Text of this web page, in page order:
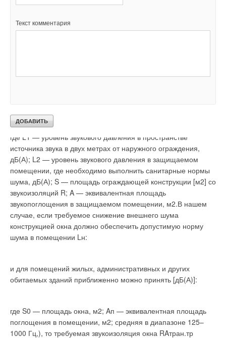
Текст комментария
транспортного шума у фасада, обращенного в сторону
помещении LAэкв.доп в соответствии с нормами,
где L1 — уровень звукового давления в пространстве
источника звука в двух метрах от наружного ограждения,
дБ(А); L2 — уровень звукового давления в защищаемом
помещении, где необходимо выполнить санитарные нормы
шума, дБ(А); S — площадь ограждающей конструкции [м2] со
звукоизоляций R; A — эквивалентная площадь
звукопоглощения в защищаемом помещении, м2.В нашем
случае, если требуемое снижение внешнего шума
конструкцией окна должно обеспечить допустимую норму
шума в помещении Lн:
и для помещений жилых, административных и других
обитаемых зданий приближенно можно принять [дБ(А)]:
где S0 — площадь окна, м2; Aп — эквивалентная площадь
поглощения в помещении, м2; средняя в диапазоне 125–
1000 Гц,), то требуемая звукоизоляция окна RAтран.тр